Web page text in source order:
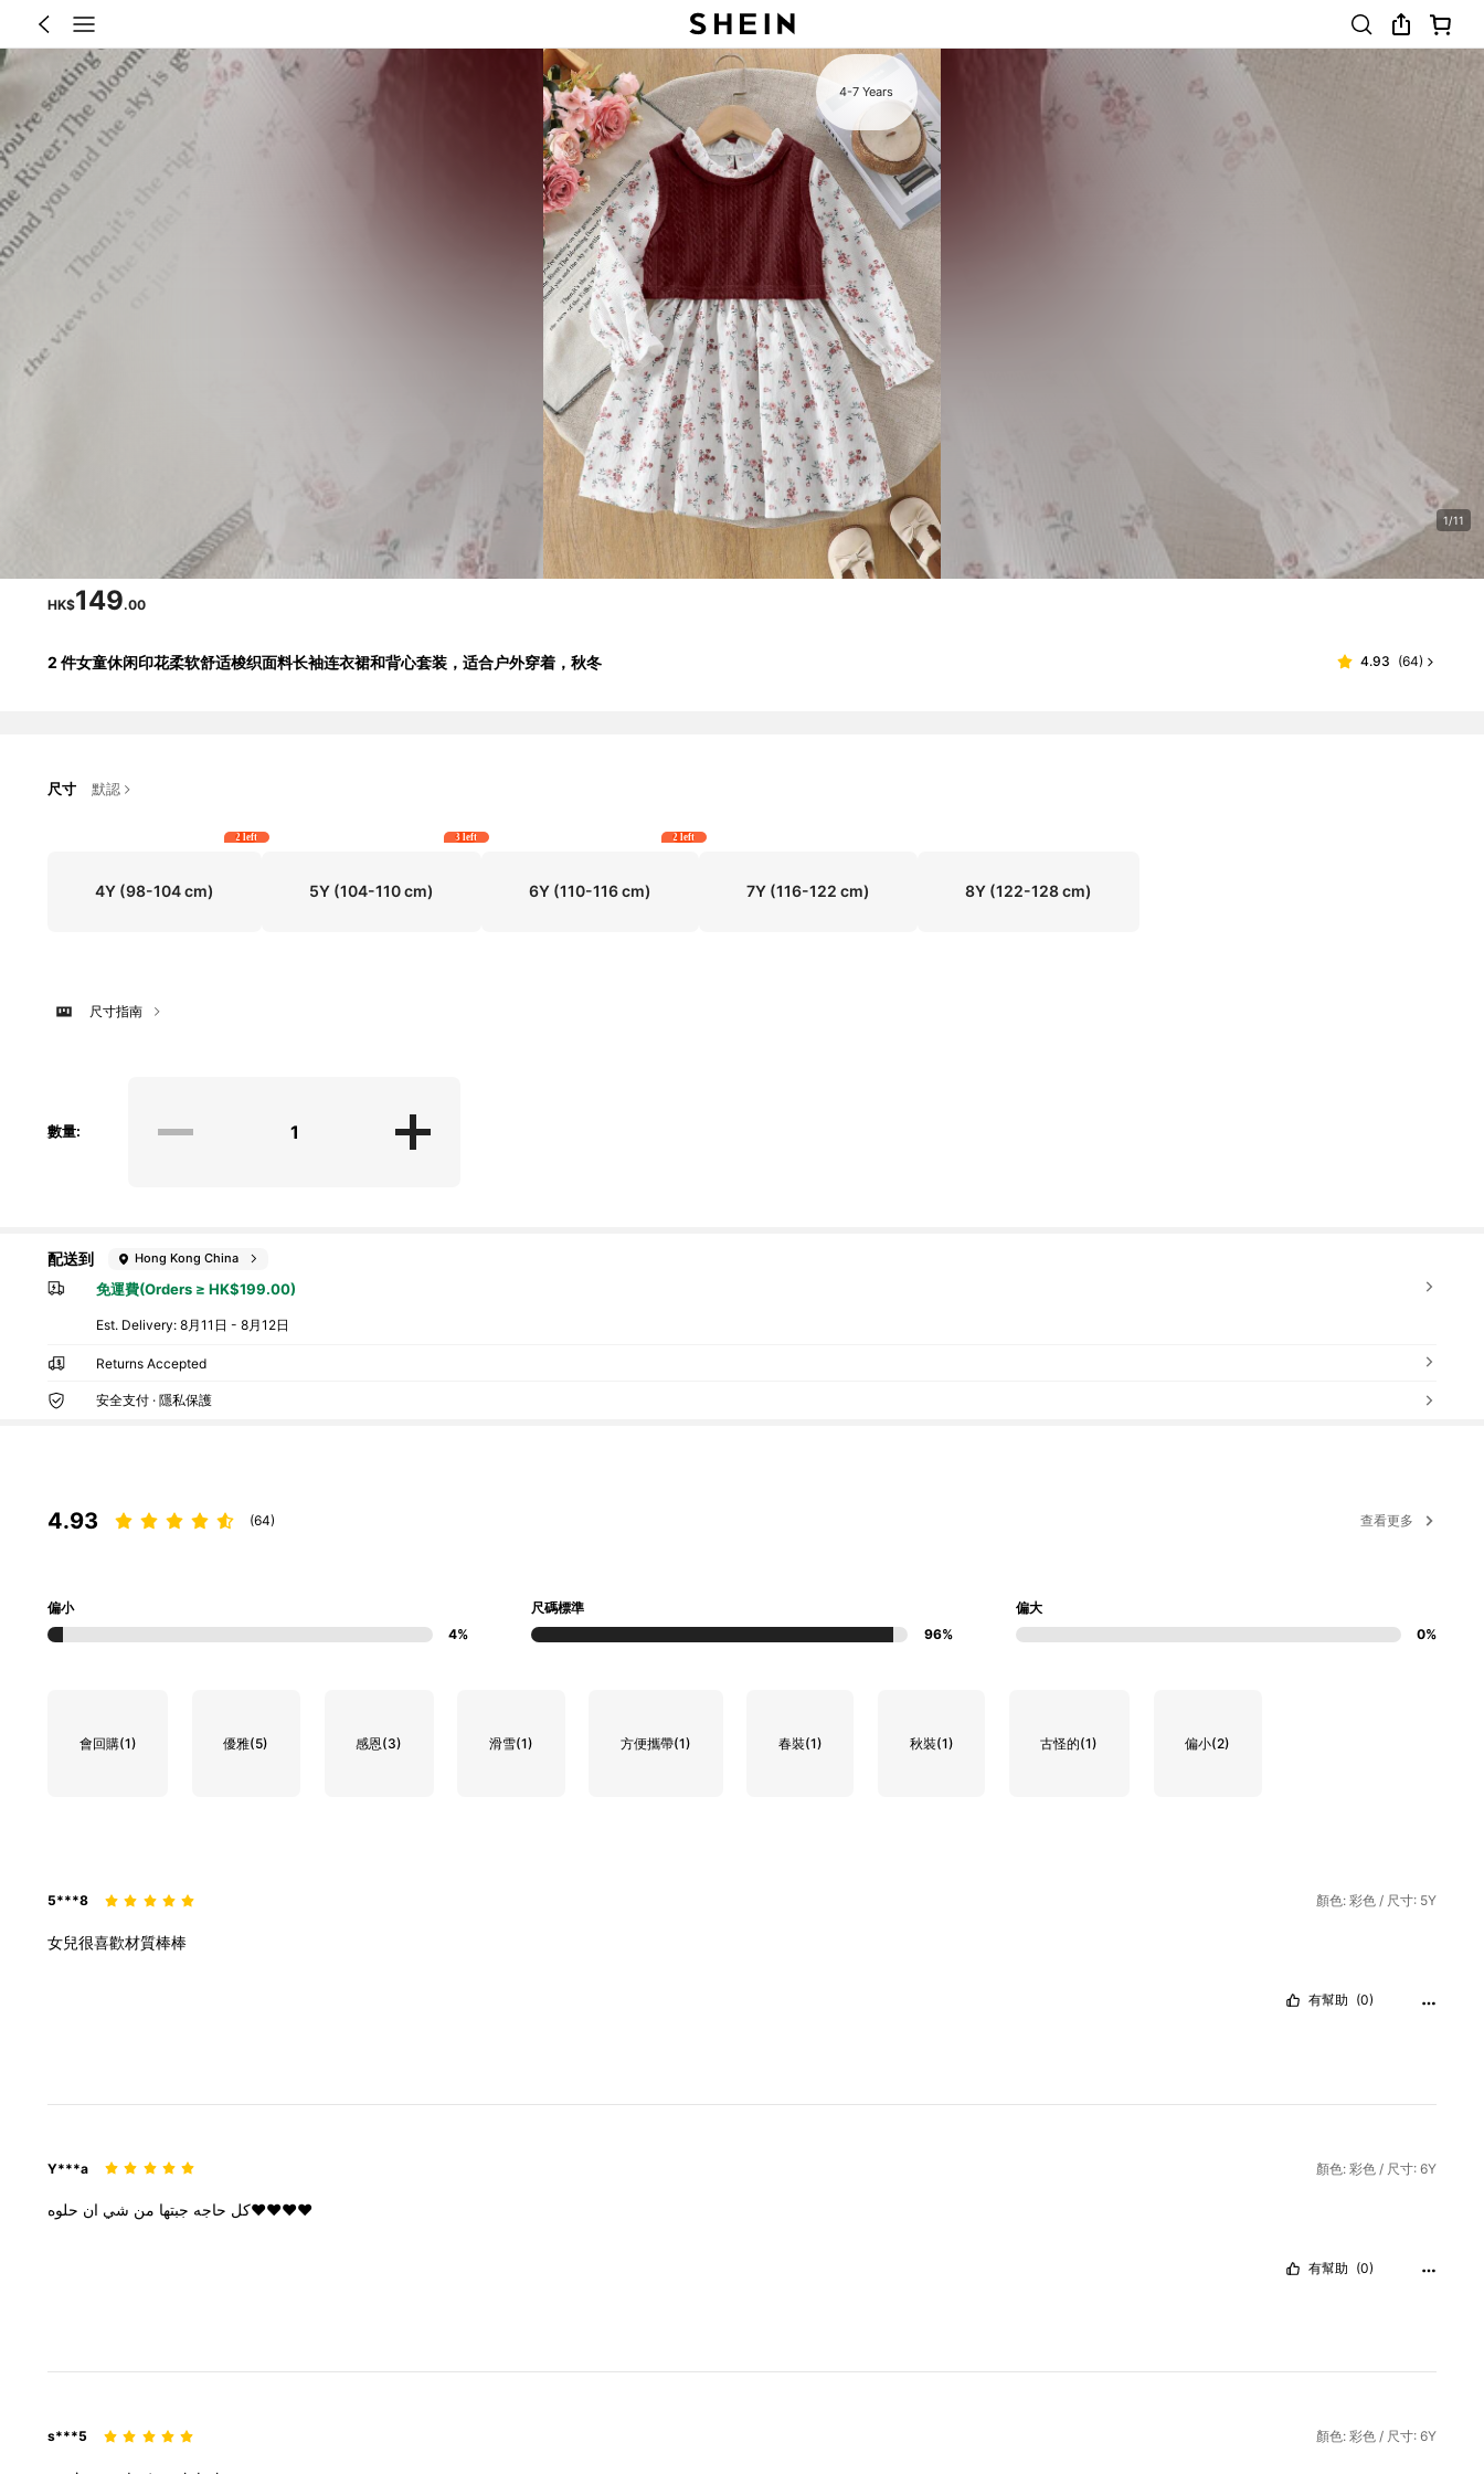
4-7 Years 4-7 Years
1/11
HK$149.00
2 件女童休闲印花柔软舒适梭织面料长袖连衣裙和背心套装，适合户外穿着，秋冬 4.93 (64)
尺寸 默認
4Y (98-104 cm)
2 left
5Y (104-110 cm)
3 left
6Y (110-116 cm)
2 left
7Y (116-122 cm) 8Y (122-128 cm)
尺寸指南
數量:
配送到 Hong Kong China
免運費(Orders ≥ HK$199.00)
​Est. Delivery:8月11日 - 8月12日
Returns Accepted
安全支付 · 隱私保護
4.93 (64) 查看更多
偏小
4%
尺碼標準
96%
偏大
0%
會回購(1) 優雅(5) 感恩 (3) 滑雪(1) 方便攜帶(1) 春裝(1) 秋裝(1) 古怪的(1) 偏小(2)
5***8 顏色: 彩色 / 尺寸: 5Y
女兒很喜歡材質棒棒
有幫助 (0)
Y***a 顏色: 彩色 / 尺寸: 6Y
كل حاجه جبتها من شي ان حلوه❤️❤️❤️❤️
有幫助 (0)
s***5 顏色: 彩色 / 尺寸: 6Y